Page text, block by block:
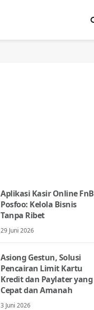
Aplikasi Kasir Online FnB
Posfoo: Kelola Bisnis
Tanpa Ribet
29 Juni 2026
Asiong Gestun, Solusi
Pencairan Limit Kartu
Kredit dan Paylater yang
Cepat dan Amanah
3 Juni 2026